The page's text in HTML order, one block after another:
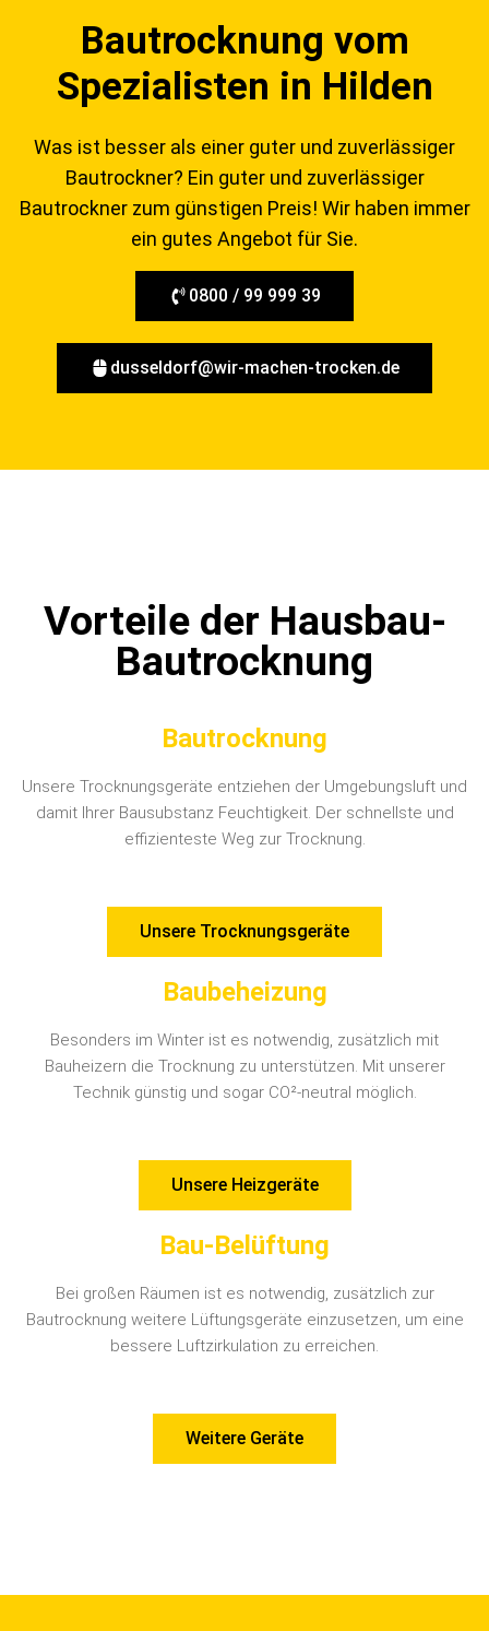
Bautrocknung vom
Spezialisten in Hilden
Was ist besser als einer guter und zuverlässiger
Bautrockner? Ein guter und zuverlässiger
Bautrockner zum günstigen Preis! Wir haben immer
ein gutes Angebot für Sie.
0800 / 99 999 39
dusseldorf@wir-machen-trocken.de
Vorteile der Hausbau-
Bautrocknung
Bautrocknung
Unsere Trocknungsgeräte entziehen der Umgebungsluft und
damit Ihrer Bausubstanz Feuchtigkeit. Der schnellste und
effizienteste Weg zur Trocknung.
Unsere Trocknungsgeräte
Baubeheizung
Besonders im Winter ist es notwendig, zusätzlich mit
Bauheizern die Trocknung zu unterstützen. Mit unserer
Technik günstig und sogar CO²-neutral möglich.
Unsere Heizgeräte
Bau-Belüftung
Bei großen Räumen ist es notwendig, zusätzlich zur
Bautrocknung weitere Lüftungsgeräte einzusetzen, um eine
bessere Luftzirkulation zu erreichen.
Weitere Geräte